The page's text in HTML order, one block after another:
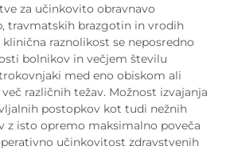
za učinkovito obravnavo
travmatskih brazgotin in vrodih
klinična raznolikost se neposredno
bolnikov in večjem številu
med eno obiskom ali
različnih težav. Možnost izvajanja
postopkov kot tudi nežnih
z isto opremo maksimalno poveča
učinkovitost zdravstvenih